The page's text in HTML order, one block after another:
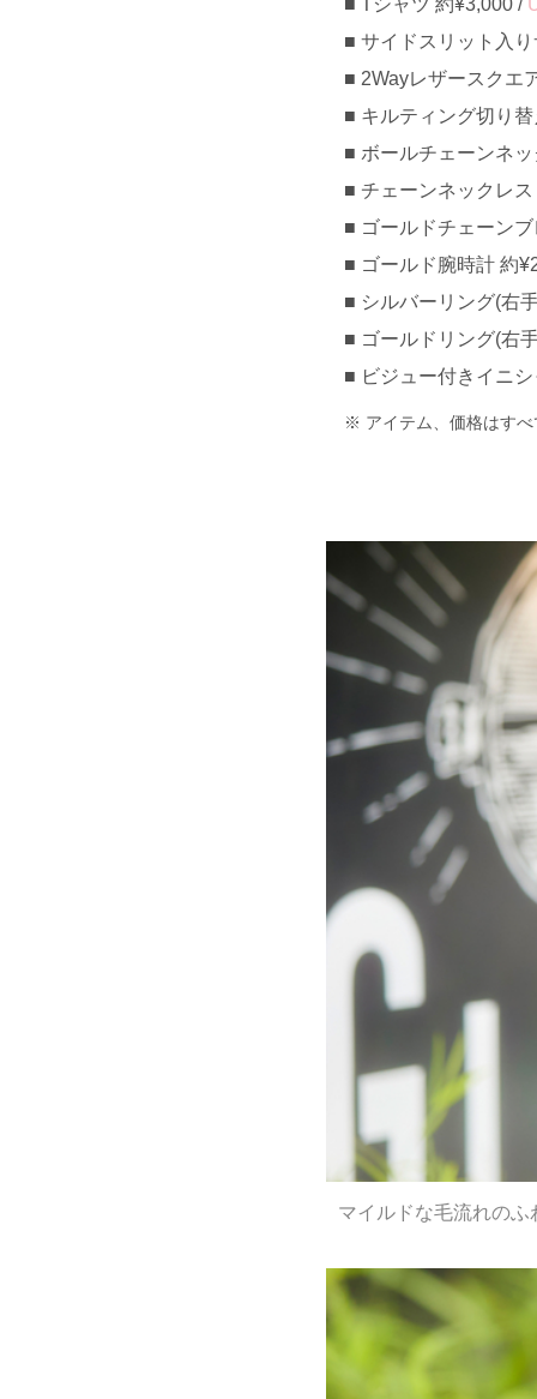
Tシャツ 約¥3,000 /
サイドスリット入
2Wayレザースクエ
キルティング切り
ボールチェーンネ
チェーンネックレ
ゴールドチェーン
ゴールド腕時計 約
シルバーリング(右
ゴールドリング(右
ビジュー付きイニ
アイテム、価格はす
マイルドな毛流れの